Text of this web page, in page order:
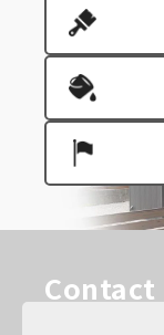
Contact